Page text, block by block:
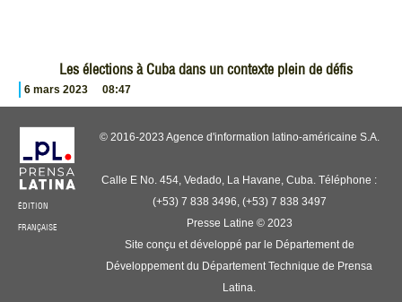
Les élections à Cuba dans un contexte plein de défis
6 mars 2023 08:47
ÉDITION
FRANÇAISE
© 2016-2023 Agence d'information latino-américaine S.A.
Calle E No. 454, Vedado, La Havane, Cuba. Téléphone :
(+53) 7 838 3496, (+53) 7 838 3497
Presse Latine © 2023
Site conçu et développé par le Département de
Développement du Département Technique de Prensa
Latina.